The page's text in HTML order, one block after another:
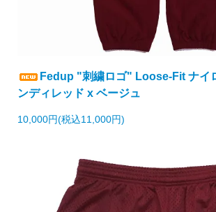
Fedup "刺繍ロゴ" Loose-Fit ナイ
ンディレッド x ベージュ
10,000円(税込11,000円)